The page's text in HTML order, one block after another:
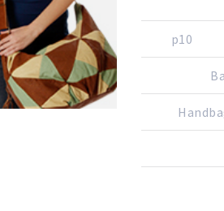
p10